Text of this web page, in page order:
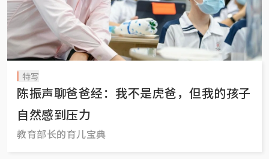
特写
陈振声聊爸爸经：我不是虎爸，但我的孩子
自然感到压力
教育部长的育儿宝典